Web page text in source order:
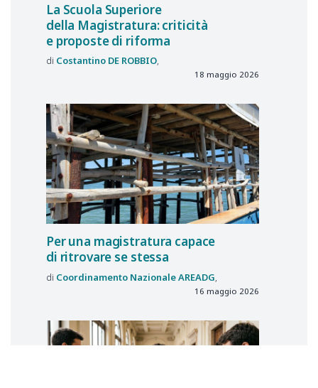
La Scuola Superiore
della Magistratura: criticità
e proposte di riforma
Costantino DE ROBBIO
18 maggio 2026
Per una magistratura capace
di ritrovare se stessa
Coordinamento NazionaleAREADG
16 maggio 2026